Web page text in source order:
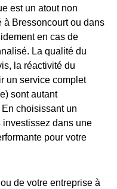
est un atout non
Bressoncourt ou dans
en cas de
La qualité du
la réactivité du
un service complet
sont autant
choisissant un
dans une
pour votre
de votre entreprise à